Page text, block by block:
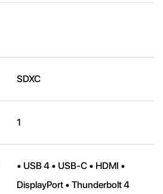
SDXC
1
• USB 4 • USB-C • HDMI •
DisplayPort • Thunderbolt 4